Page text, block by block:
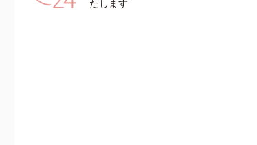
たします